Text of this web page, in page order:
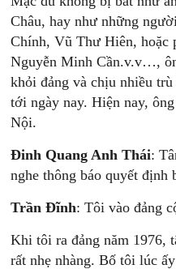
Châu, hay như những
Chính, Vũ Thư Hiên, hoặc
Nguyễn Minh Cần.v.v…,
khỏi đảng và chịu nhiều
tới ngày nay. Hiện nay,
Nội.
Đinh Quang Anh Thái:
nghe thông báo quyết
Trần Đĩnh: Tôi vào đảng
Khi tôi ra đảng năm 1976,
rất nhẹ nhàng. Bố tôi lúc